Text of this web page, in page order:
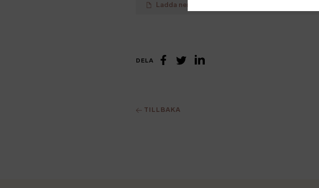
Ladda ner
DELA
Facebook
TwitterLinkedIn
TILLBAKA